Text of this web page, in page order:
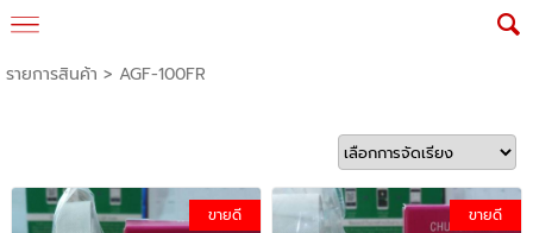
รายการสินค้า > AGF-100FR
ขายดี ขายดี